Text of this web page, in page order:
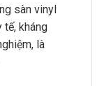
sàn vinyl
tế, kháng
là